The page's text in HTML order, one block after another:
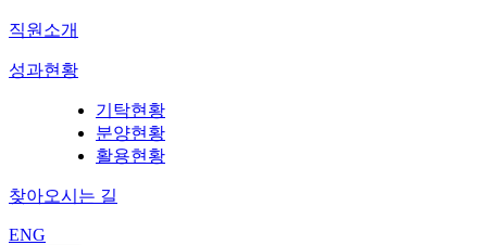
직원소개
성과현황
기탁현황
분양현황
활용현황
찾아오시는 길
ENG